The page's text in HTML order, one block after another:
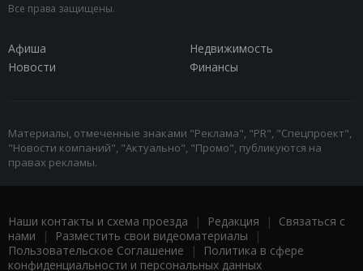
Все права защищены.
Афиша
Недвижимость
Новости
Финансы
Материалы, отмеченные знаками "Реклама", "PR", "Спецпроект",
"Новости компаний", "Актуально", "Промо", публикуются на
правах рекламы.
Наши контакты и схема проезда | Редакция | Связаться с
нами | Разместить свои видеоматериалы |
Пользовательское Соглашение |
Политика в сфере
конфиденциальности и персональных данных